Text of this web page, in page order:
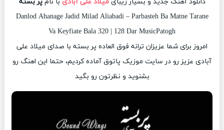
Danlod Ahanage Jadid Milad Aliabadi – Parbasteh Ba Matne Tarane
Va Keyfiate Bala 320 | 128 Dar MusicPatogh
امروز برای شما عزیزان ترانه فوق العاده پر بسته با صدای میلاد علی
آبادی عزیز رو در سایت موزیک پاتوق آماده کردیم، حتما این اهنگ رو
بشنوید و نظرتون رو بگید